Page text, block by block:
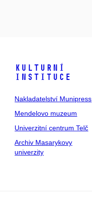
Kulturní
instituce
Nakladatelství Munipress
Mendelovo muzeum
Univerzitní centrum Telč
Archiv Masarykovy
univerzity